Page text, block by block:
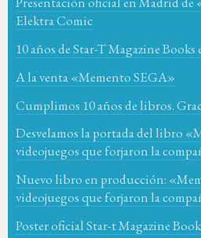
Elektra Comic
10 años de Star-T Magazine Books
A la venta «Memento SEGA»
Cumplimos 10 años de libros.
Desvelamos la portada del libro
videojuegos que forjaron la
Nuevo libro en producción:
videojuegos que forjaron la
Poster oficial Star-t Magazine